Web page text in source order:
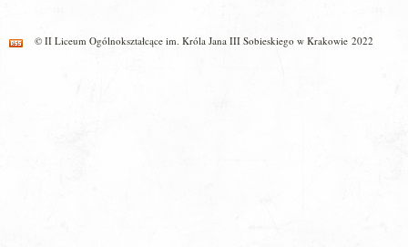
© II Liceum Ogólnokształcące im. Króla Jana III Sobieskiego w Krakowie 2022